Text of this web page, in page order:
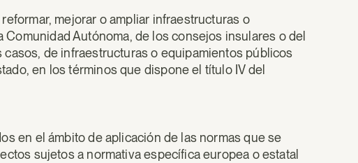
mejorar o ampliar infraestructuras o
Autónoma, de los consejos insulares o del
de infraestructuras o equipamientos públicos
en los términos que dispone el título IV del
en el ámbito de aplicación de las normas que se
sujetos a normativa específica europea o estatal